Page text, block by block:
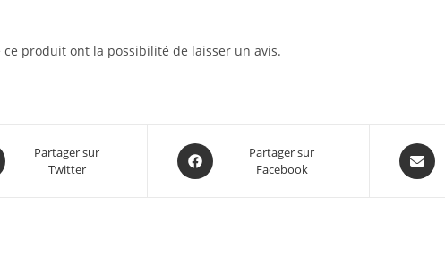
produit ont la possibilité de laisser un avis.
Partager sur
Twitter
Partager sur
Facebook